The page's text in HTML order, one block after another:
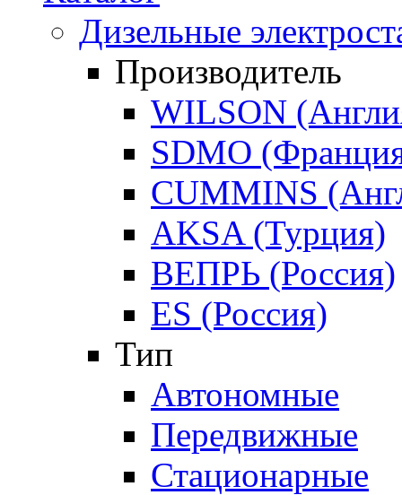
Дизельные
Производитель
WILSON
SDMO
CUMMINS
AKSA (Турция)
ВЕПРЬ (Россия)
ES (Россия)
Тип
Автономные
Передвижные
Стационарные